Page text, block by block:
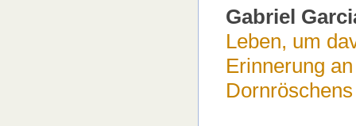
Gabriel
Leben, um
Erinnerung